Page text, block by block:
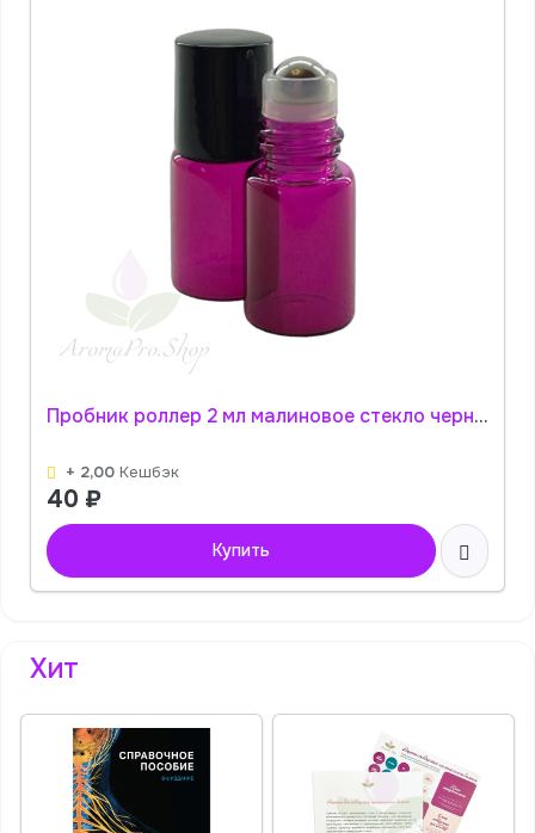
Пробник роллер 2 мл малиновое стекло черная гладкая крышка АромаПро
+ 2,00 Кешбэк
40 ₽
Купить
Хит